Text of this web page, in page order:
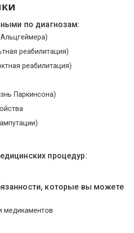
по диагнозам:
реабилитация)
реабилитация)
Паркинсона)
процедур:
которые вы можете
медикаментов